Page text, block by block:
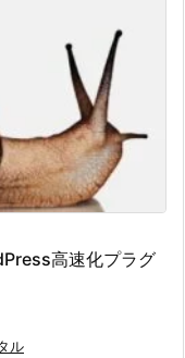
高速化プラグ
ル